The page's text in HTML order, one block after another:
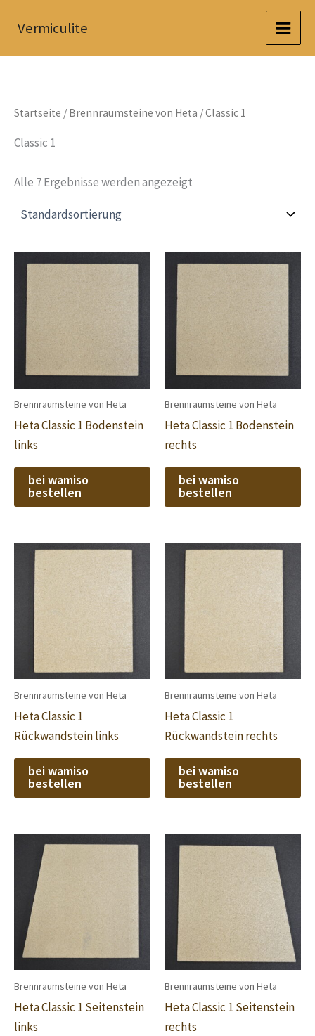
InhaltVermiculite
Startseite / Brennraumsteine von Heta / Classic 1
Classic 1
Alle 7 Ergebnisse werden angezeigt
Brennraumsteine von Heta
Heta Classic 1 Bodenstein
links
bei wamiso
bestellen
Brennraumsteine von Heta
Heta Classic 1 Bodenstein
rechts
bei wamiso
bestellen
Brennraumsteine von Heta
Heta Classic 1
Rückwandstein links
bei wamiso
bestellen
Brennraumsteine von Heta
Heta Classic 1
Rückwandstein rechts
bei wamiso
bestellen
Brennraumsteine von Heta
Heta Classic 1 Seitenstein
links
Brennraumsteine von Heta
Heta Classic 1 Seitenstein
rechts